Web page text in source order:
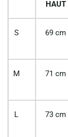
HAUT
S 69 cm
M 71 cm
L 73 cm